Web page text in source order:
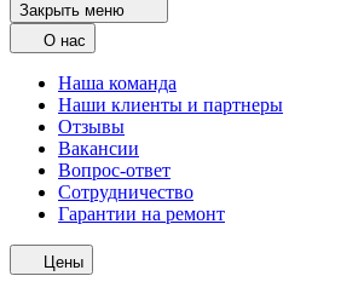
Закрыть меню
О нас
Наша команда
Наши клиенты и партнеры
Отзывы
Вакансии
Вопрос-ответ
Сотрудничество
Гарантии на ремонт
Цены